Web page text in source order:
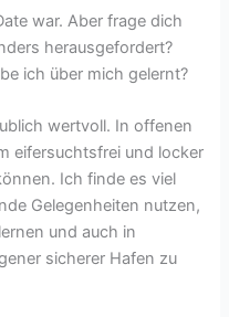
war. Aber frage dich
herausgefordert?
ich über mich gelernt?
wertvoll. In offenen
eifersuchtsfrei und locker
Ich finde es viel
Gelegenheiten nutzen,
und auch in
sicherer Hafen zu